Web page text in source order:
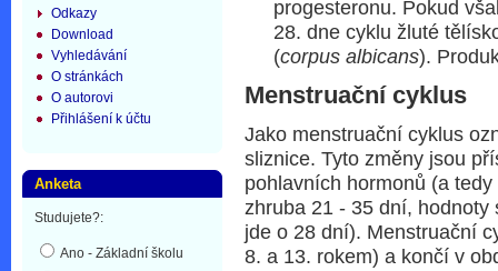
progesteronu. Pokud
28. dne cyklu žluté
(corpus albicans).
Menstruační cyklus
Jako menstruační cyklus
sliznice. Tyto změny jsou
pohlavních hormonů (a
zhruba 21 - 35 dní, hodnoty
jde o 28 dní). Menstruační
8. a 13. rokem) a končí v
Odkazy
Download
Vyhledávání
O stránkách
O autorovi
Přihlášení k účtu
Anketa
Studujete?:
Ano - Základní školu